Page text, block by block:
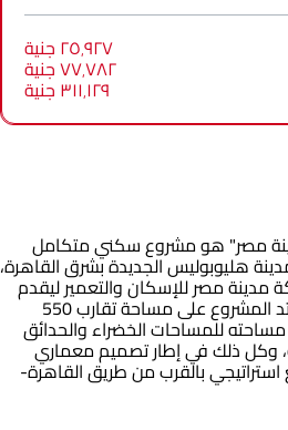
٢٥٬٩٢٧ جنية
٧٧٬٧٨٢ جنية
٣١١٬١٢٩ جنية
مصر" هو مشروع سكني متكامل
هليوبوليس الجديدة بشرق القاهرة،
مصر للإسكان والتعمير ليقدم
أسلوب حياة عصريًا وفاخرًا. يمتد المشروع على مساحة تقارب 550
للمساحات الخضراء والحدائق
وكل ذلك في إطار تصميم معماري
بالقرب من طريق القاهرة-